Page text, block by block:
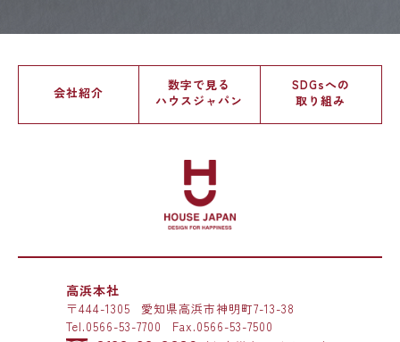
会社紹介
数字で見る
ハウスジャパン
SDGsへの
取り組み
高浜本社
〒444-1305
愛知県高浜市神明町7-13-38
Tel.0566-53-7700 Fax.0566-53-7500